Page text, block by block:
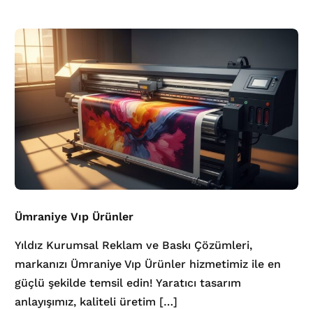
Ümraniye Vıp Ürünler
Yıldız Kurumsal Reklam ve Baskı Çözümleri,
markanızı Ümraniye Vıp Ürünler hizmetimiz ile en
güçlü şekilde temsil edin! Yaratıcı tasarım
anlayışımız, kaliteli üretim […]